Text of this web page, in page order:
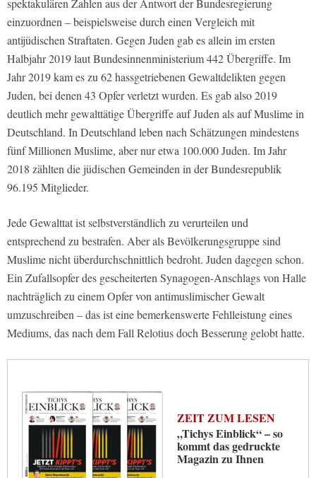
spektakulären Zahlen aus der Antwort der Bundesregierung
einzuordnen – beispielsweise durch einen Vergleich mit
antijüdischen Straftaten. Gegen Juden gab es allein im ersten
Halbjahr 2019 laut Bundesinnenministerium 442 Übergriffe. Im
Jahr 2019 kam es zu 62 hassgetriebenen Gewaltdelikten gegen
Juden, bei denen 43 Opfer verletzt wurden. Es gab also 2019
deutlich mehr gewalttätige Übergriffe auf Juden als auf Muslime in
Deutschland. In Deutschland leben nach Schätzungen mindestens
fünf Millionen Muslime, aber nur etwa 100.000 Juden. Im Jahr
2018 zählten die jüdischen Gemeinden in der Bundesrepublik
96.195 Mitglieder.
Jede Gewalttat ist selbstverständlich zu verurteilen und
entsprechend zu bestrafen. Aber als Bevölkerungsgruppe sind
Muslime nicht überdurchschnittlich bedroht. Juden dagegen schon.
Ein Zufallsopfer des gescheiterten Synagogen-Anschlags von Halle
nachträglich zu einem Opfer von antimuslimischer Gewalt
umzuschreiben – das ist eine bemerkenswerte Fehlleistung eines
Mediums, das nach dem Fall Relotius doch Besserung gelobt hatte.
ZEIT ZUM LESEN
„Tichys Einblick“ – so
kommt das gedruckte
Magazin zu Ihnen